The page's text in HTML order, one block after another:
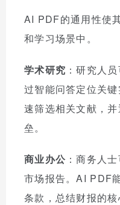
AI PDF的通用性使
和学习场景中。
学术研究 ：研究人
过智能问答定位关
速筛选相关文献，
垒。
商业办公 ：商务人
市场报告。AI PDF
条款，总结财报的